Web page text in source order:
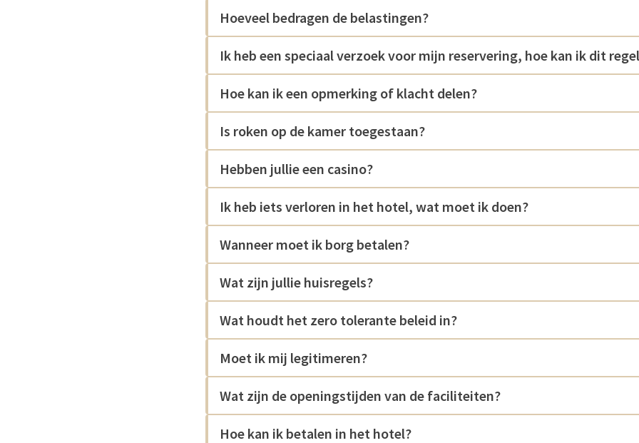
Hoeveel bedragen de belastingen?
Ik heb een speciaal verzoek voor mijn reservering, hoe kan ik dit
Hoe kan ik een opmerking of klacht delen?
Is roken op de kamer toegestaan?
Hebben jullie een casino?
Ik heb iets verloren in het hotel, wat moet ik doen?
Wanneer moet ik borg betalen?
Wat zijn jullie huisregels?
Wat houdt het zero tolerante beleid in?
Moet ik mij legitimeren?
Wat zijn de openingstijden van de faciliteiten?
Hoe kan ik betalen in het hotel?